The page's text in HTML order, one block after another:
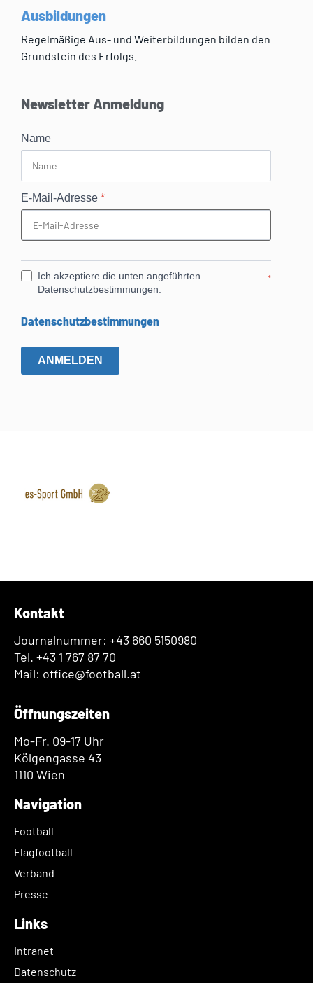
Ausbildungen
Regelmäßige Aus- und Weiterbildungen bilden den
Grundstein des Erfolgs.
Newsletter Anmeldung
Name
E-Mail-Adresse *
Ich akzeptiere die unten angeführten
Datenschutzbestimmungen.
*
Datenschutzbestimmungen
ANMELDEN
Kontakt
Journalnummer: +43 660 5150980
Tel. +43 1 767 87 70
Mail: office@football.at
Öffnungszeiten
Mo-Fr. 09-17 Uhr
Kölgengasse 43
1110 Wien
Navigation
Football
Flagfootball
Verband
Presse
Links
Intranet
Datenschutz